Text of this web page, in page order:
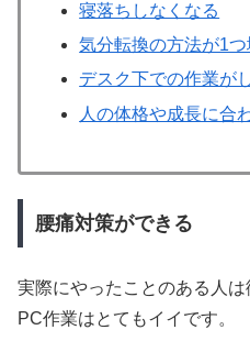
寝落ちしなくなる
気分転換の方法が1つ
デスク下での作業が
人の体格や成長に合
腰痛対策ができる
実際にやったことのある人
PC作業はとてもイイです。